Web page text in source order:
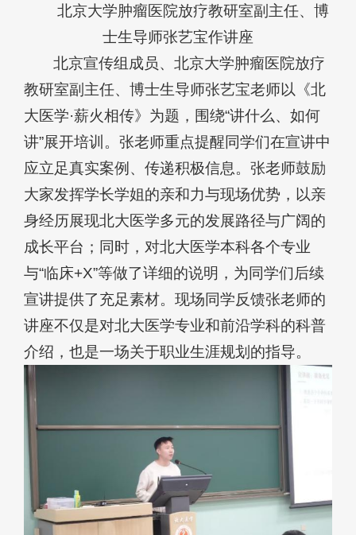
北京大学肿瘤医院放疗教研室副主任、博
士生导师张艺宝作讲座
北京宣传组成员、北京大学肿瘤医院放疗
教研室副主任、博士生导师张艺宝老师以《北
大医学·薪火相传》为题，围绕“讲什么、如何
讲”展开培训。张老师重点提醒同学们在宣讲中
应立足真实案例、传递积极信息。张老师鼓励
大家发挥学长学姐的亲和力与现场优势，以亲
身经历展现北大医学多元的发展路径与广阔的
成长平台；同时，对北大医学本科各个专业
与“临床+X”等做了详细的说明，为同学们后续
宣讲提供了充足素材。现场同学反馈张老师的
讲座不仅是对北大医学专业和前沿学科的科普
介绍，也是一场关于职业生涯规划的指导。